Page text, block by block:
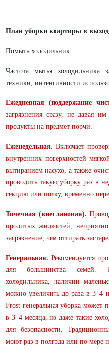
План уборки квартиры в
Помыть холодильник
Частота мытья холодильника
техники, интенсивности
Ежедневная (поддержание
загрязнения сразу, не давая
продукты на предмет порчи.
Еженедельная. Включает
внутренних поверхностей
вытиранием насухо, а также
проводить такую уборку раз в
секцию или полку, временно
Точечная (внеплановая).
пролитых жидкостей,
загрязнение, чем оттирать
Генеральная. Рекомендуется
для большинства семей.
холодильника, наличии
можно увеличить до раза в 3–4
Frost генеральная уборка может
в 3–4 месяца, но даже такие
для безопасности.
моют раз в полгода или по мере